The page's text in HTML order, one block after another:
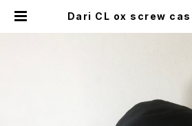
Dari CL ox screw cas